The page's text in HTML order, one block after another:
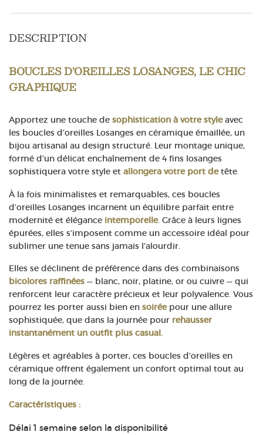
DESCRIPTION
BOUCLES D’OREILLES LOSANGES, LE CHIC
GRAPHIQUE
Apportez une touche de sophistication à votre styleavec
les boucles d’oreilles Losanges en céramique émaillée, un
bijou artisanal au design structuré. Leur montage unique,
formé d’un délicat enchaînement de 4 fins losanges
sophistiquera votre style et allongera votre port detête.
À la fois minimalistes et remarquables, ces boucles
d’oreilles Losanges incarnent un équilibre parfait entre
modernité et élégance intemporelle. Grâce à leurs lignes
épurées, elles s’imposent comme un accessoire idéal pour
sublimer une tenue sans jamais l’alourdir.
Elles se déclinent de préférence dans des combinaisons
bicolores raffinées — blanc, noir, platine, or ou cuivre — qui
renforcent leur caractère précieux et leur polyvalence. Vous
pourrez les porter aussi bien en soiréepour une allure
sophistiquée, que dans la journée pour rehausser
instantanément un outfit plus casual.
Légères et agréables à porter, ces boucles d’oreilles en
céramique offrent également un confort optimal tout au
long de la journée.
Caractéristiques :
Délai 1 semaine selon la disponibilité